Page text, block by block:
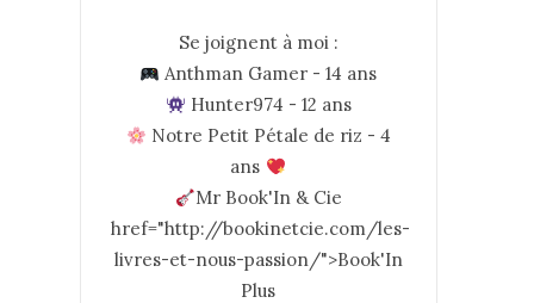
Se joignent à moi :
Anthman Gamer - 14 ans
Hunter974 - 12 ans
Notre Petit Pétale de riz - 4
ans
Mr Book'In & Cie
href="http://bookinetcie.com/les-
livres-et-nous-passion/">Book'In
Plus